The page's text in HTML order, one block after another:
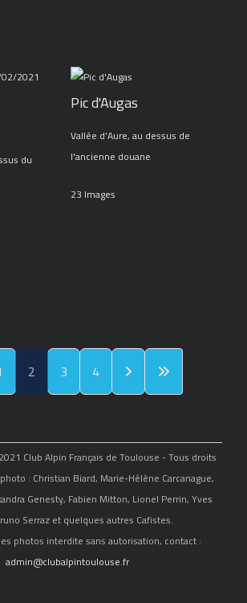
du
Pic d'Augas
Vallée d'Aure, au dessus de
l'ancienne douane
23 Images
2 3 4
Club Alpin Français de Toulouse - Tous droits
: Christian Biard, Marie-Hélène Carcanague,
Genesty, Fabien Mitton, Lionel Perrin, Yves
Serraz et quelques autres Cafistes.
photos interdite sans autorisation, contact :
admin@clubalpintoulouse.fr